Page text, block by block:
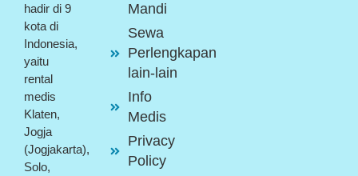
hadir di 9
kota di
Indonesia,
yaitu
rental
medis
Klaten,
Jogja
(Jogjakarta),
Solo,
Mandi
Sewa
Perlengkapan
lain-lain
Info
Medis
Privacy
Policy